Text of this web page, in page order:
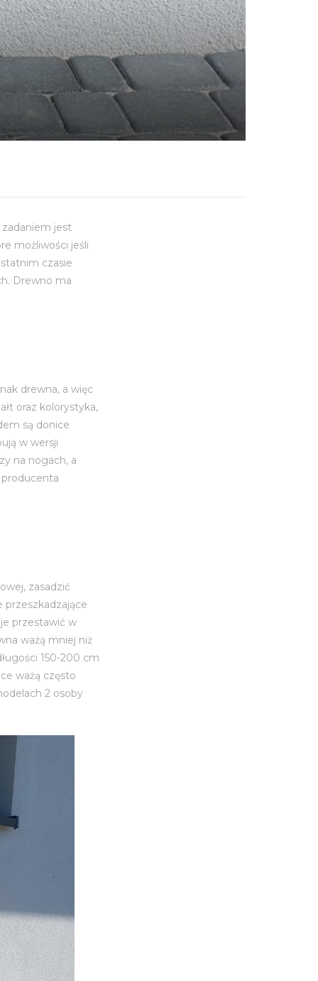
jest
możliwości jeśli
czasie
Drewno ma
drewna, a więc
oraz kolorystyka,
są donice
w wersji
na nogach, a
producenta
zasadzić
przeszkadzające
przestawić w
ważą mniej niż
150-200 cm
ważą często
2 osoby